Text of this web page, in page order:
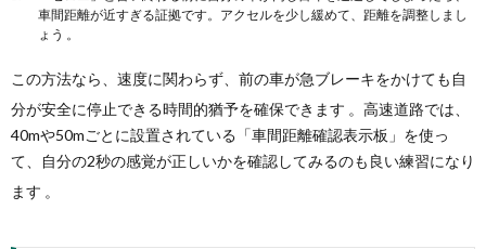
車間距離が近すぎる証拠です。アクセルを少し緩めて、距離を調整しまし
ょう 。
この方法なら、速度に関わらず、前の車が急ブレーキをかけても自
分が安全に停止できる時間的猶予を確保できます 。高速道路では、
40mや50mごとに設置されている「車間距離確認表示板」を使っ
て、自分の2秒の感覚が正しいかを確認してみるのも良い練習になり
ます